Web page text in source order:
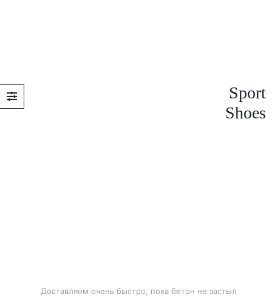
Sport
Shoes
Доставляем очень быстро, пока бетон не застыл